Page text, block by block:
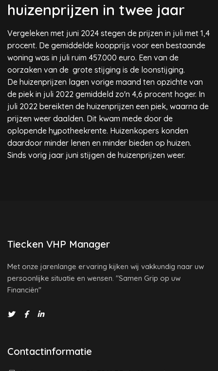
huizenprijzen in twee jaar
Vergeleken met juni 2024 stegen de prijzen in juli met 1,4
procent. De gemiddelde koopprijs voor een bestaande
woning was in juli ruim 457.000 euro. Een van de
oorzaken van de grote stijging is de loonstijging.
De huizenprijzen lagen vorige maand ten opzichte van
de piek in juli 2022 gemiddeld zo'n 4,6 procent hoger. In
juli 2022 bereikten de huizenprijzen een piek, waarna de
prijzen weer daalden. Dit kwam mede door de
oplopende hypotheekrente. Huizenkopers konden
daardoor minder lenen en minder bieden op huizen.
Sinds vorig jaar juni stijgen de huizenprijzen weer.
Tiecken VHP Manager
Met onze jarenlange ervaring kijken wij vakkundig naar uw
persoonlijke situatie en wensen. "Samen Grip op uw
Financiën"
Contactinformatie